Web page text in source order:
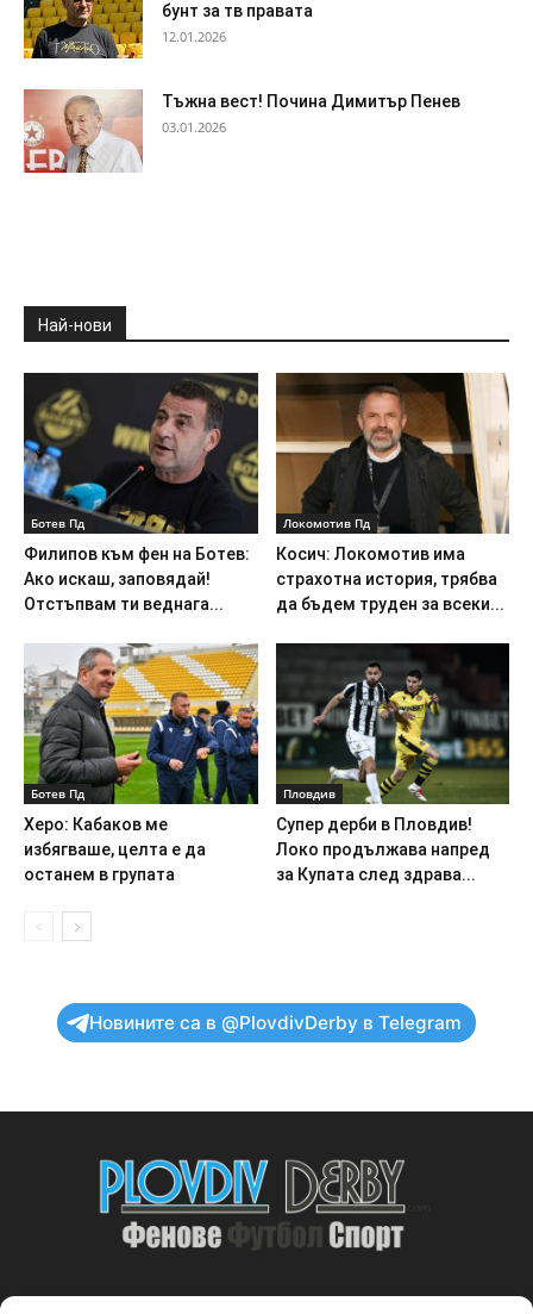
бунт за тв правата
12.01.2026
Тъжна вест! Почина Димитър Пенев
03.01.2026
Най-нови
Ботев Пд
Филипов към фен на Ботев:
Ако искаш, заповядай!
Отстъпвам ти веднага...
Локомотив Пд
Косич: Локомотив има
страхотна история, трябва
да бъдем труден за всеки...
Ботев Пд
Херо: Кабаков ме
избягваше, целта е да
останем в групата
Пловдив
Супер дерби в Пловдив!
Локо продължава напред
за Купата след здрава...
Новините са в @PlovdivDerby в Telegram